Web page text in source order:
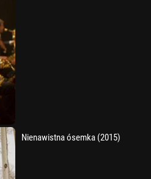
Nienawistna ósemka (2015)